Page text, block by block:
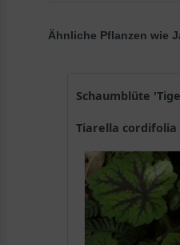
Gentiana makinoi
Gentiana makinoi
Blüte und Blattwerk
Die königsblaue
Blattwerk und
Verwendung im
Schnittenzian mit
Der Japanische
Ähnliche Pflanzen wie
Schaumblüte
Tiarella